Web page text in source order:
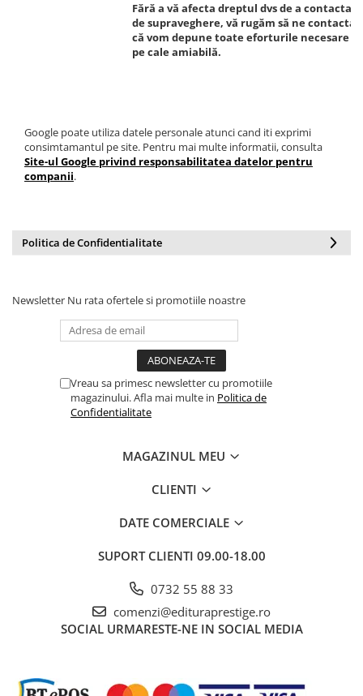
Fără a vă afecta dreptul dvs de a
de supraveghere, vă rugăm să ne
că vom depune toate eforturile necesare
pe cale amiabilă.
Google poate utiliza datele personale atunci cand iti exprimi
consimtamantul pe site. Pentru mai multe informatii, consulta
Site-ul Google privind responsabilitatea datelor pentru
companii.
Politica de Confidentialitate
Newsletter Nu rata ofertele si promotiile noastre
Vreau sa primesc newsletter cu promotiile
magazinului. Afla mai multe in Politica de
Confidentialitate
MAGAZINUL MEU
CLIENTI
DATE COMERCIALE
SUPORT CLIENTI 09.00-18.00
0732 55 88 33
comenzi@edituraprestige.ro
SOCIAL URMARESTE-NE IN SOCIAL MEDIA